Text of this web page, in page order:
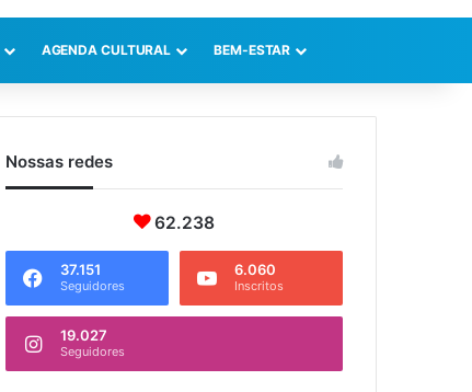
AGENDA CULTURAL BEM-ESTAR
Nossas redes
62.238
37.151
Seguidores
6.060
Inscritos
19.027
Seguidores